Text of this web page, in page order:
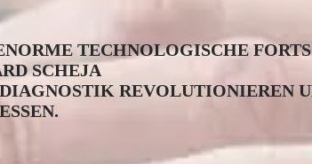
TECHNOLOGISCHE
SCHEJA
REVOLUTIONIEREN